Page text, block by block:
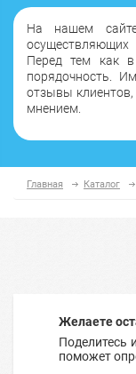
На нашем
Перед тем как
порядочность.
отзывы
мнением.
Главная Каталог
Желаете
Поделитесь
поможет